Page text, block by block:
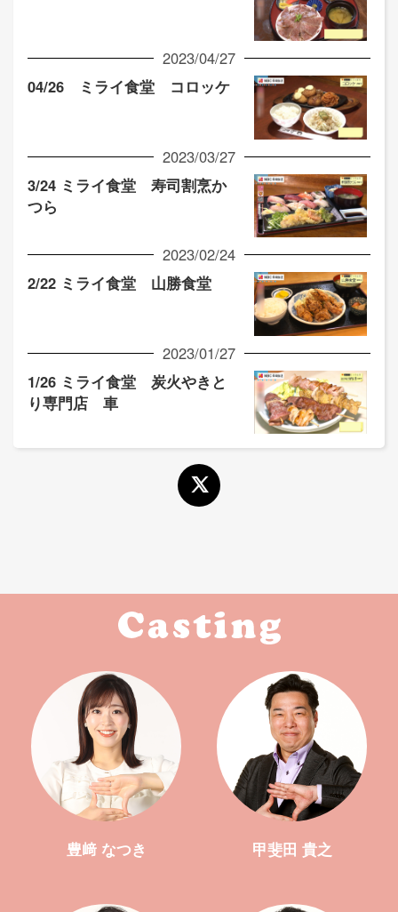
2023/04/27
04/26 ミライ食堂 コロッケ
2023/03/27
3/24 ミライ食堂 寿司割烹か
つら
2023/02/24
2/22 ミライ食堂 山勝食堂
2023/01/27
1/26 ミライ食堂 炭火やきと
り専門店 車
豊﨑 なつき 甲斐田 貴之